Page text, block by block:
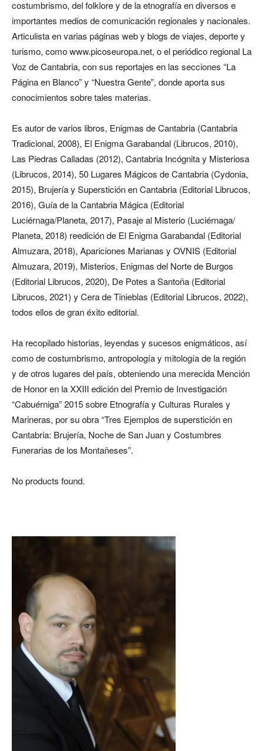
costumbrismo, del folklore y de la etnografía en diversos e
importantes medios de comunicación regionales y nacionales.
Articulista en varias páginas web y blogs de viajes, deporte y
turismo, como www.picoseuropa.net, o el periódico regional La
Voz de Cantabria, con sus reportajes en las secciones “La
Página en Blanco” y “Nuestra Gente”, donde aporta sus
conocimientos sobre tales materias.
Es autor de varios libros, Enigmas de Cantabria (Cantabria
Tradicional, 2008), El Enigma Garabandal (Librucos, 2010),
Las Piedras Calladas (2012), Cantabria Incógnita y Misteriosa
(Librucos, 2014), 50 Lugares Mágicos de Cantabria (Cydonia,
2015), Brujería y Superstición en Cantabria (Editorial Librucos,
2016), Guía de la Cantabria Mágica (Editorial
Luciérnaga/Planeta, 2017), Pasaje al Misterio (Luciérnaga/
Planeta, 2018) reedición de El Enigma Garabandal (Editorial
Almuzara, 2018), Apariciones Marianas y OVNIS (Editorial
Almuzara, 2019), Misterios, Enigmas del Norte de Burgos
(Editorial Librucos, 2020), De Potes a Santoña (Editorial
Librucos, 2021) y Cera de Tinieblas (Editorial Librucos, 2022),
todos ellos de gran éxito editorial.
Ha recopilado historias, leyendas y sucesos enigmáticos, así
como de costumbrismo, antropología y mitología de la región
y de otros lugares del país, obteniendo una merecida Mención
de Honor en la XXIII edición del Premio de Investigación
“Cabuérniga” 2015 sobre Etnografía y Culturas Rurales y
Marineras, por su obra “Tres Ejemplos de superstición en
Cantabria: Brujería, Noche de San Juan y Costumbres
Funerarias de los Montañeses”.
No products found.